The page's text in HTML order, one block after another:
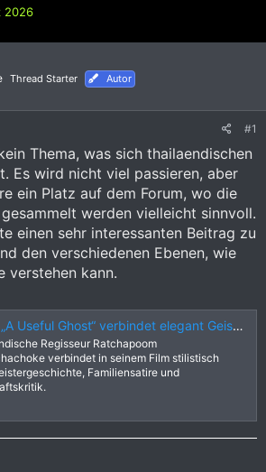
2026
Thread Starter Autor
#1
Thema, was sich thailaendischen
Es wird nicht viel passieren, aber
ein Platz auf dem Forum, wo die
werden vielleicht sinnvoll.
einen sehr interessanten Beitrag zu
den verschiedenen Ebenen, wie
verstehen kann.
Ghost“ verbindet elegant Geistergeschichte, Familiensatire und Gesellschaftskritik
Regisseur Ratchapoom
verbindet in seinem Film stilistisch
Familiensatire und